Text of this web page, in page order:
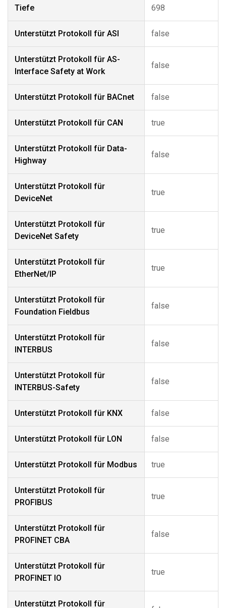
Tiefe 698
Unterstützt Protokoll für ASI false
Unterstützt Protokoll für AS-
Interface Safety at Work
false
Unterstützt Protokoll für BACnet false
Unterstützt Protokoll für CAN true
Unterstützt Protokoll für Data-
Highway
false
Unterstützt Protokoll für
DeviceNet
true
Unterstützt Protokoll für
DeviceNet Safety
true
Unterstützt Protokoll für
EtherNet/IP
true
Unterstützt Protokoll für
Foundation Fieldbus
false
Unterstützt Protokoll für
INTERBUS
false
Unterstützt Protokoll für
INTERBUS-Safety
false
Unterstützt Protokoll für KNX false
Unterstützt Protokoll für LON false
Unterstützt Protokoll für Modbus true
Unterstützt Protokoll für
PROFIBUS
true
Unterstützt Protokoll für
PROFINET CBA
false
Unterstützt Protokoll für
PROFINET IO
true
Unterstützt Protokoll für